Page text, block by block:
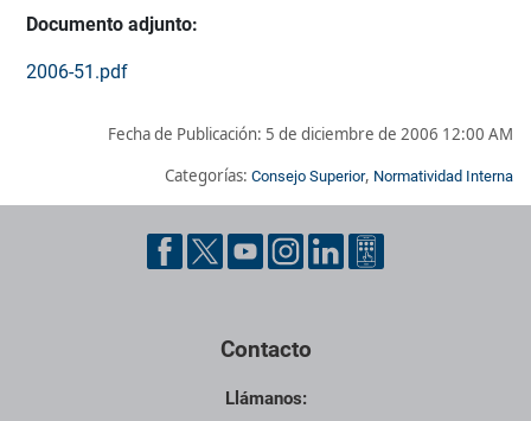
Documento adjunto:
2006-51.pdf
Fecha de Publicación: 5 de diciembre de 2006 12:00 AM
Categorías: Consejo Superior, Normatividad Interna
Pie de página con información de contacto, redes sociales y
Contacto
Llámanos: